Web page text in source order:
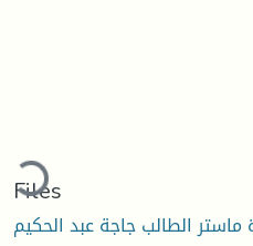
Files